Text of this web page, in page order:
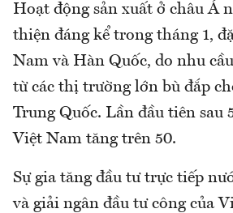
Hoạt động sản xuất ở châu Á
thiện đáng kể trong tháng 1,
Nam và Hàn Quốc, do nhu
từ các thị trường lớn bù đắp
Trung Quốc. Lần đầu tiên sau
Việt Nam tăng trên 50.
Sự gia tăng đầu tư trực tiếp
và giải ngân đầu tư công của